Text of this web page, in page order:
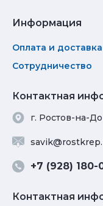
Информация
Оплата и доставка
Сотрудничество
Контактная
г. Ростов-на-
+7 (928) 180-
Контактная